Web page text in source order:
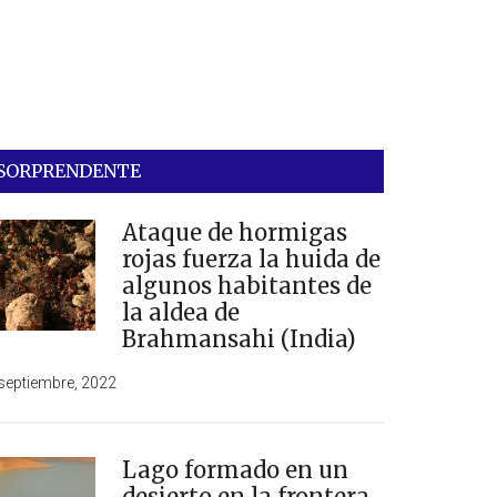
Ataque de hormigas
rojas fuerza la huida de
algunos habitantes de
la aldea de
Brahmansahi (India)
2022
Lago formado en un